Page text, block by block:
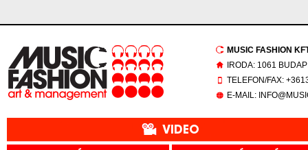
MUSIC FASHION
IRODA: 1061
TELEFON/FAX:
E-MAIL:
VIDEO